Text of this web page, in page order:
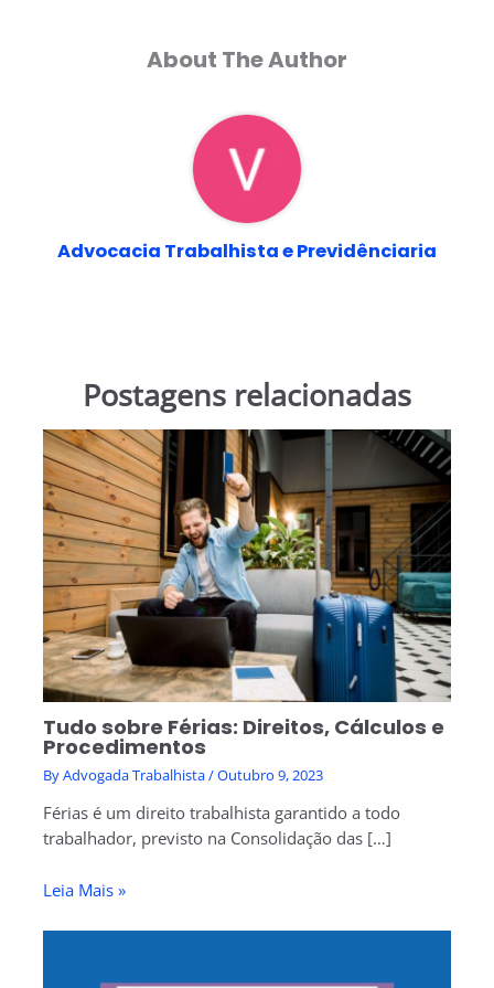
About The Author
Advocacia Trabalhista e Previdênciaria
Postagens relacionadas
Tudo sobre Férias: Direitos, Cálculos e
Procedimentos
ByAdvogada Trabalhista/Outubro 9, 2023
Férias é um direito trabalhista garantido a todo
trabalhador, previsto na Consolidação das […]
Leia Mais »